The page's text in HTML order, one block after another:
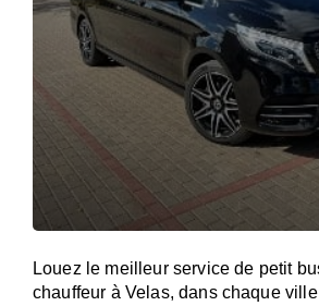
Louez le meilleur service de petit
chauffeur à Velas, dans chaque